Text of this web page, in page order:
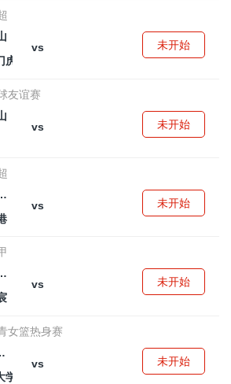
vs
虎
未开始
友谊赛
vs
未开始
vs
未开始
vs
未开始
女篮热身赛
vs
女篮
未开始